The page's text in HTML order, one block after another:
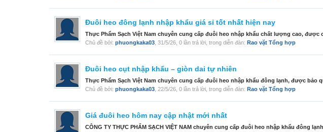
Đuôi heo đông lạnh nhập khẩu giá sỉ tốt nhất hiện nay
Thực Phẩm Sạch Việt Nam chuyên cung cấp đuôi heo nhập khẩu chất lượng cao,
Chủ đề bởi: phuongkaka03 31/5/26 , 0 lần trả lời, trong diễn đàn: Rao vặt Tổng hợp
Đuôi heo cụt nhập khẩu – giòn dai tự nhiên
Thực Phẩm Sạch Việt Nam chuyên cung cấp đuôi heo nhập khẩu đông lạnh, được
Chủ đề bởi: phuongkaka03 22/5/26 , 0 lần trả lời, trong diễn đàn: Rao vặt Tổng hợp
Giá đuôi heo hôm nay cập nhật mới nhất
CÔNG TY THỰC PHẨM SẠCH VIỆT NAM chuyên cung cấp đuôi heo nhập khẩu đông